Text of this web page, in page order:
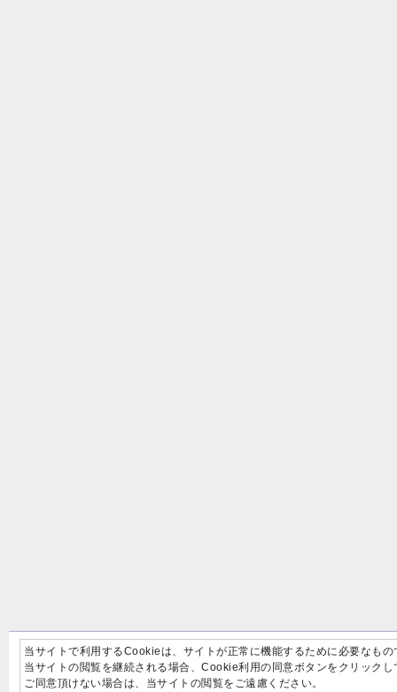
当サイトで利用するCookieは、サイトが正常に機能するために必要なもの
当サイトの閲覧を継続される場合、Cookie利用の同意ボタンをクリックし
ご同意頂けない場合は、当サイトの閲覧をご遠慮ください。